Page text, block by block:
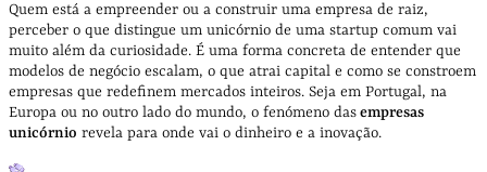
Quem está a empreender ou a construir uma empresa de raiz,
perceber o que distingue um unicórnio de uma startup comum vai
muito além da curiosidade. É uma forma concreta de entender que
modelos de negócio escalam, o que atrai capital e como se constroem
empresas que redefinem mercados inteiros. Seja em Portugal, na
Europa ou no outro lado do mundo, o fenómeno dasempresas
unicórnio revela para onde vai o dinheiro e a inovação.